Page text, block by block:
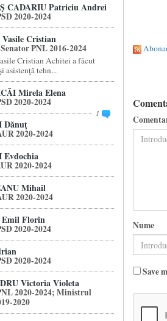
CADARIU Patriciu Andrei
2020-2024
Cristian
PNL 2016-2024
Cristian Achitei a făcut
asistenţă tehn...
Mirela Elena
2020-2024
1
Dănuţ
2020-2024
Evdochia
2020-2024
Mihail
2020-2024
Florin
2020-2024
2020-2024
Victoria Violeta
2020-2024; Ministrul
2020
Nume
Save